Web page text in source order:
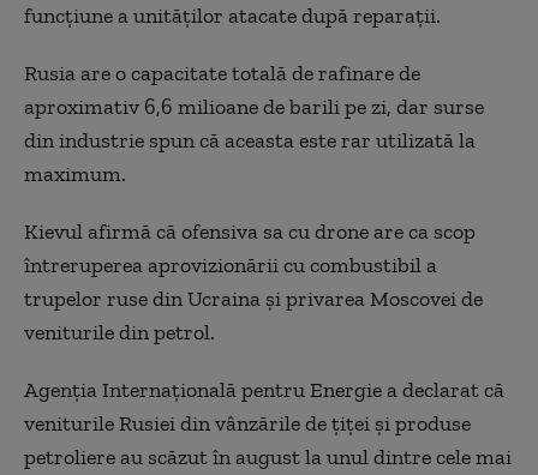
funcțiune a unităților atacate după reparații.
Rusia are o capacitate totală de rafinare de
aproximativ 6,6 milioane de barili pe zi, dar surse
din industrie spun că aceasta este rar utilizată la
maximum.
Kievul afirmă că ofensiva sa cu drone are ca scop
întreruperea aprovizionării cu combustibil a
trupelor ruse din Ucraina și privarea Moscovei de
veniturile din petrol.
Agenția Internațională pentru Energie a declarat că
veniturile Rusiei din vânzările de țiței și produse
petroliere au scăzut în august la unul dintre cele mai